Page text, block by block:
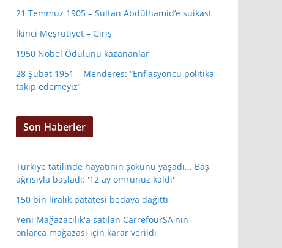
21 Temmuz 1905 – Sultan Abdülhamid’e suikast
İkinci Meşrutiyet – Giriş
1950 Nobel Ödülünü kazananlar
28 Şubat 1951 – Menderes: “Enflasyoncu politika
takip edemeyiz”
Son Haberler
Türkiye tatilinde hayatının şokunu yaşadı... Baş
ağrısıyla başladı: '12 ay ömrünüz kaldı'
150 bin liralık patatesi bedava dağıttı
Yeni Mağazacılık'a satılan CarrefourSA'nın
onlarca mağazası için karar verildi